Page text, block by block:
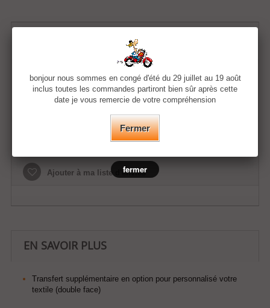
Quantité
Ajouter à ma liste d'envies
EN SAVOIR PLUS
Transfert supplémentaire en option pour personnalisé votre
textile (double face)
bonjour nous sommes en congé d'été du 29 juillet au 19 août
inclus toutes les commandes partiront bien sûr après cette
date je vous remercie de votre compréhension
Fermer
fermer